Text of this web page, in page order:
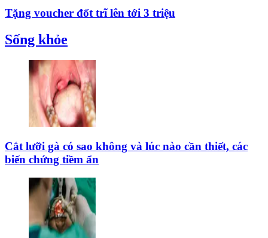
Tặng voucher đốt trĩ lên tới 3 triệu
Sống khỏe
Cắt lưỡi gà có sao không và lúc nào cần thiết, các
biến chứng tiềm ẩn